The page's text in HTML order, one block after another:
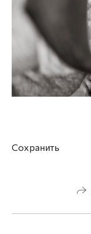
Сохранить